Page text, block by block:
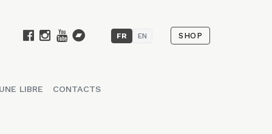
FR EN SHOP
LIBRE CONTACTS